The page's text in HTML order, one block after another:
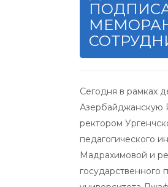
Сегодня в рамках
Азербайджанскую
ректором
педагогического
Мадрахимовой и
государственного